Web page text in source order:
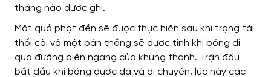
thắng nào được ghi.
Một quả phạt đền sẽ được thực hiện sau khi trọng tài
thổi còi và một bàn thắng sẽ được tính khi bóng đi
qua đường biên ngang của khung thành. Trận đấu
bắt đầu khi bóng được đá và di chuyển, lúc này các